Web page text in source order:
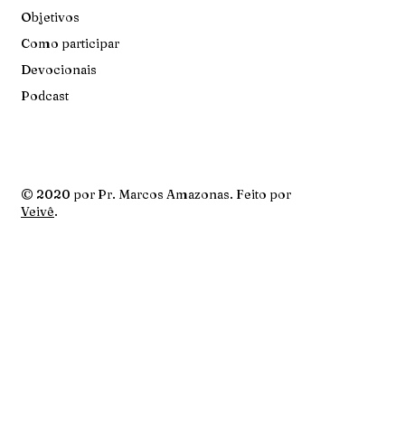
Objetivos
Como participar
Devocionais
Podcast
© 2020 por Pr. Marcos Amazonas. Feito por
Veivê.